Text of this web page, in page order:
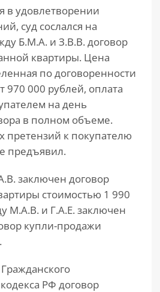
в удовлетворении
суд сослался на
Б.М.А. и З.В.В. договор
квартиры. Цена
по договоренности
970 000 рублей, оплата
на день
в полном объеме.
претензий к покупателю
предъявил.
заключен договор
стоимостью 1 990
М.А.В. и Г.А.Е. заключен
купли-продажи
РФ договор